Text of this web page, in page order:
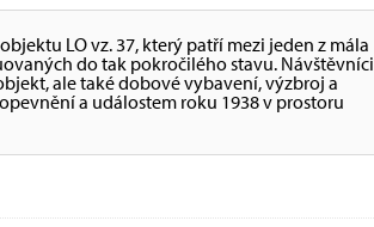
LO vz. 37, který patří mezi jeden z mála
do tak pokročilého stavu. Návštěvníci
ale také dobové vybavení, výzbroj a
a událostem roku 1938 v prostoru